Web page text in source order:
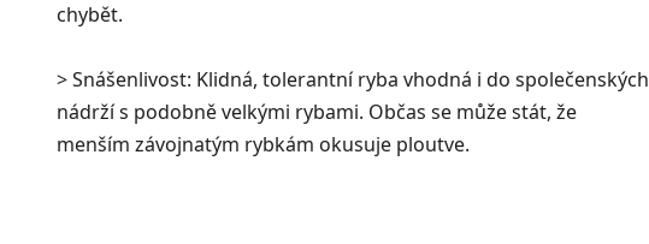
chybět.
> Snášenlivost: Klidná, tolerantní ryba vhodná i do společenských
nádrží s podobně velkými rybami. Občas se může stát, že
menším závojnatým rybkám okusuje ploutve.